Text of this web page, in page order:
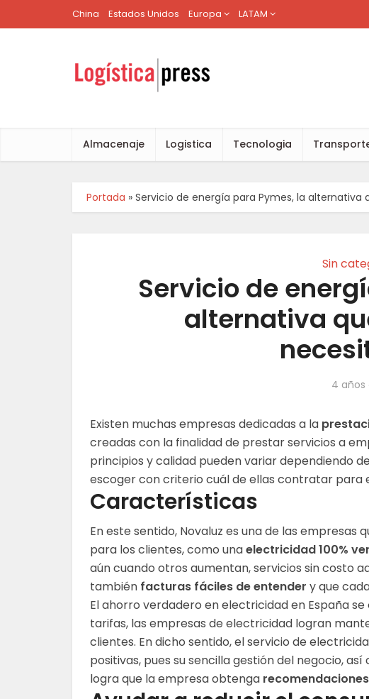
China Estados Unidos Europa LATAM
Almacenaje Logistica Tecnologia
Portada » Servicio de energía para Pymes, la alternativa
Sin
Servicio de
alternativa
4 años
Existen muchas empresas dedicadas a la
creadas con la finalidad de prestar servicios a
principios y calidad pueden variar dependiendo
escoger con criterio cuál de ellas contratar para
Características
En este sentido, Novaluz es una de las
para los clientes, como unaelectricidad 100%
aún cuando otros aumentan, servicios sin costo
también facturas fáciles de entender y que
El ahorro verdadero en electricidad en España
tarifas, las empresas de electricidad logran
clientes. En dicho sentido, el servicio de
positivas, pues su sencilla gestión del negocio,
logra que la empresa obtenga